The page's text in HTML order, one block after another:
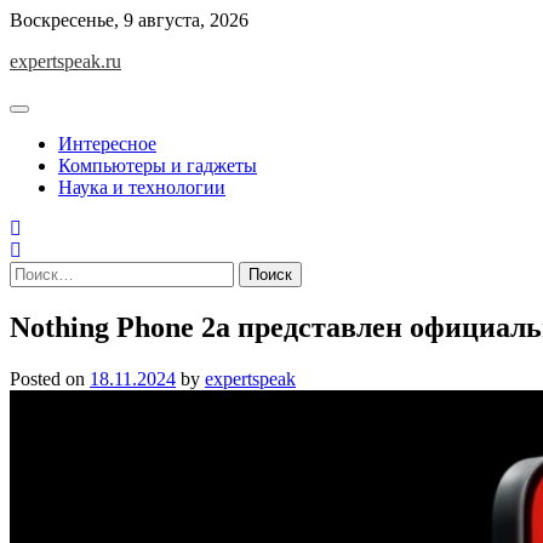
Skip
content
Воскресенье, 9 августа, 2026
expertspeak.ru
Интересное
Компьютеры и гаджеты
Наука и технологии
Найти:
Nothing Phone 2a представлен
Posted on 18.11.2024 by expertspeak